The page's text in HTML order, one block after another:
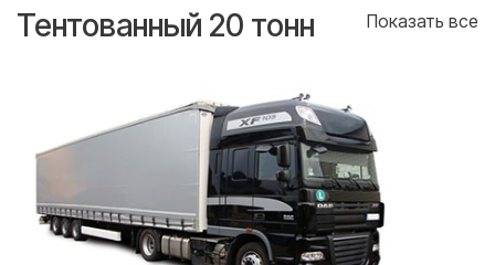
Тентованный 20 тонн Показать все